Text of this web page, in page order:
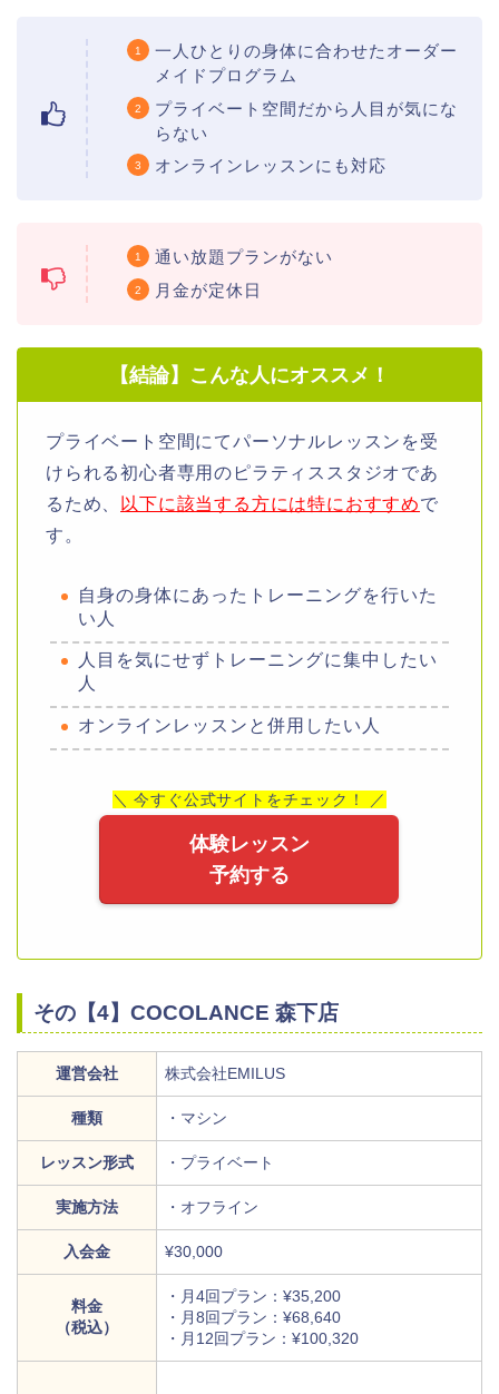
一人ひとりの身体に合わせたオーダー
メイドプログラム
プライベート空間だから人目が気にな
らない
オンラインレッスンにも対応
通い放題プランがない
月金が定休日
【結論】こんな人にオススメ！
プライベート空間にてパーソナルレッスンを受
けられる初心者専用のピラティススタジオであ
るため、
以下に該当する方には特におすすめで
す。
自身の身体にあったトレーニングを行いた
い人
人目を気にせずトレーニングに集中したい
人
オンラインレッスンと併用したい人
＼ 今すぐ公式サイトをチェック！ ／
体験レッスン
予約する
その【4】COCOLANCE 森下店
運営会社 株式会社EMILUS
種類 ・マシン
レッスン形式 ・プライベート
実施方法 ・オフライン
入会金 ¥30,000
料金
（税込）
・月4回プラン：¥35,200
・月8回プラン：¥68,640
・月12回プラン：¥100,320